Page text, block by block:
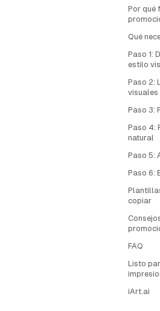
Por qué
Qué
Paso 1:
estilo
Paso 2:
visuales
Paso 3:
Paso 4:
natural
Paso 5:
Paso 6:
copiar
FAQ
Listo
iArt.ai